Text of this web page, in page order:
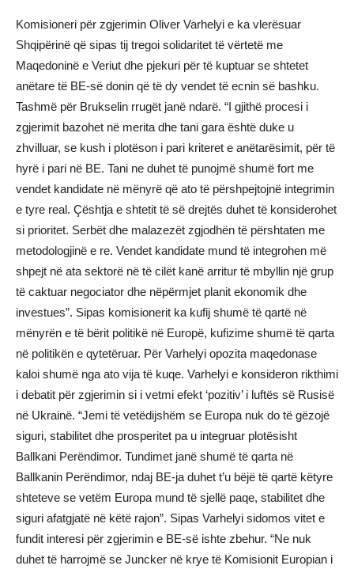
Komisioneri për zgjerimin Oliver Varhelyi e ka vlerësuar
Shqipërinë që sipas tij tregoi solidaritet të vërtetë me
Maqedoninë e Veriut dhe pjekuri për të kuptuar se shtetet
anëtare të BE-së donin që të dy vendet të ecnin së bashku.
Tashmë për Brukselin rrugët janë ndarë. “I gjithë procesi i
zgjerimit bazohet në merita dhe tani gara është duke u
zhvilluar, se kush i plotëson i pari kriteret e anëtarësimit, për të
hyrë i pari në BE. Tani ne duhet të punojmë shumë fort me
vendet kandidate në mënyrë që ato të përshpejtojnë integrimin
e tyre real. Çështja e shtetit të së drejtës duhet të konsiderohet
si prioritet. Serbët dhe malazezët zgjodhën të përshtaten me
metodologjinë e re. Vendet kandidate mund të integrohen më
shpejt në ata sektorë në të cilët kanë arritur të mbyllin një grup
të caktuar negociator dhe nëpërmjet planit ekonomik dhe
investues”. Sipas komisionerit ka kufij shumë të qartë në
mënyrën e të bërit politikë në Europë, kufizime shumë të qarta
në politikën e qytetëruar. Për Varhelyi opozita maqedonase
kaloi shumë nga ato vija të kuqe. Varhelyi e konsideron rikthimi
i debatit për zgjerimin si i vetmi efekt ‘pozitiv’ i luftës së Rusisë
në Ukrainë. “Jemi të vetëdijshëm se Europa nuk do të gëzojë
siguri, stabilitet dhe prosperitet pa u integruar plotësisht
Ballkani Perëndimor. Tundimet janë shumë të qarta në
Ballkanin Perëndimor, ndaj BE-ja duhet t’u bëjë të qartë këtyre
shteteve se vetëm Europa mund të sjellë paqe, stabilitet dhe
siguri afatgjatë në këtë rajon”. Sipas Varhelyi sidomos vitet e
fundit interesi për zgjerimin e BE-së ishte zbehur. “Ne nuk
duhet të harrojmë se Juncker në krye të Komisionit Europian i